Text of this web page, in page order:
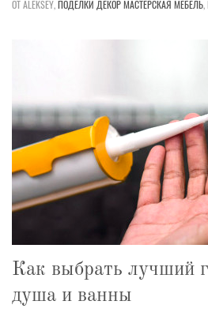
ОТ ALEKSEY,ПОДЕЛКИ ДЕКОРМАСТЕРСКАЯ МЕБЕЛЬ,
Как выбрать лучший
душа и ванны